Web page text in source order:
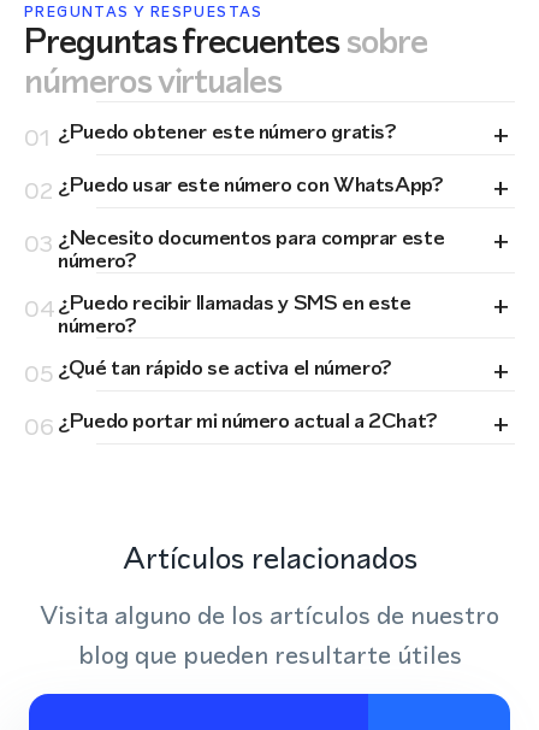
PREGUNTAS Y RESPUESTAS
Preguntas frecuentessobre
números virtuales
01 ¿Puedo obtener este número gratis? +
02 ¿Puedo usar este número con WhatsApp? +
03 ¿Necesito documentos para comprar este
número? +
04¿Puedo recibir llamadas y SMS en este
número? +
05 ¿Qué tan rápido se activa el número? +
06 ¿Puedo portar mi número actual a 2Chat? +
Artículos relacionados
Visita alguno de los artículos de nuestro
blog que pueden resultarte útiles